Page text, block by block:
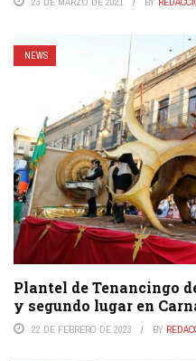
NEWS
Plantel de Tenancingo
y segundo lugar en
22 DE FEBRERO DE 2023 BY